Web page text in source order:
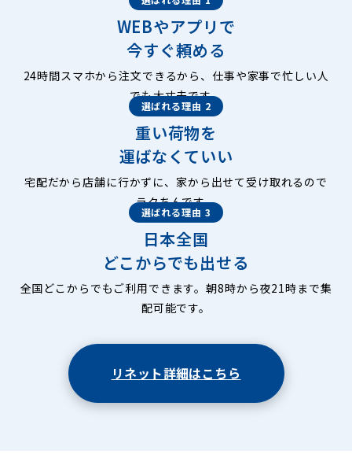
WEBやアプリで
今すぐ頼める
24時間スマホから注文できるから、仕事や家事で忙しい人
でも大丈夫です。
選ばれる理由 2
重い荷物を
運ばなくていい
宅配だから店舗に行かずに、家から出せて受け取れるので
ラクちんです。
選ばれる理由 3
日本全国
どこからでも出せる
全国どこからでもご利用できます。朝8時から夜21時まで集
配可能です。
リネット詳細はこちら